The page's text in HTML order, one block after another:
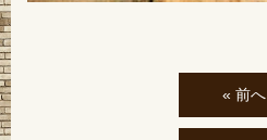
« 前へ